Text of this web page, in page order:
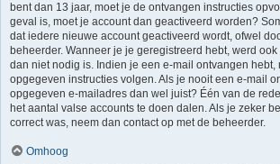
bent dan 13 jaar, moet je de ontvangen instructies
geval is, moet je account dan geactiveerd worden?
dat iedere nieuwe account geactiveerd wordt, ofwel
beheerder. Wanneer je je geregistreerd hebt, werd
dan niet nodig is. Indien je een e-mail ontvangen hebt,
opgegeven instructies volgen. Als je nooit een e-mail
opgegeven e-mailadres dan wel juist? Één van de
het aantal valse accounts te doen dalen. Als je zeker
correct was, neem dan contact op met de beheerder.
Omhoog